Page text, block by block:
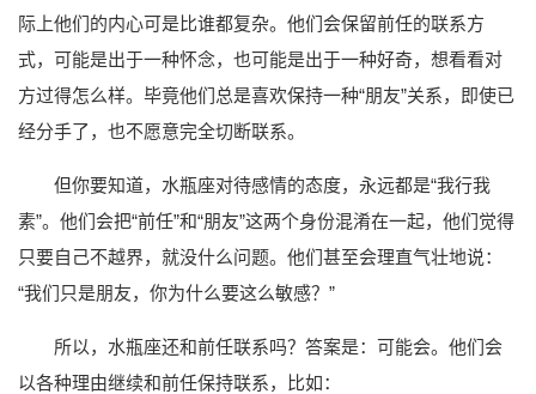
际上他们的内心可是比谁都复杂。他们会保留前任的联系方
式，可能是出于一种怀念，也可能是出于一种好奇，想看看对
方过得怎么样。毕竟他们总是喜欢保持一种“朋友”关系，即使已
经分手了，也不愿意完全切断联系。
但你要知道，水瓶座对待感情的态度，永远都是“我行我
素”。他们会把“前任”和“朋友”这两个身份混淆在一起，他们觉得
只要自己不越界，就没什么问题。他们甚至会理直气壮地说：
“我们只是朋友，你为什么要这么敏感？”
所以，水瓶座还和前任联系吗？答案是：可能会。他们会
以各种理由继续和前任保持联系，比如：